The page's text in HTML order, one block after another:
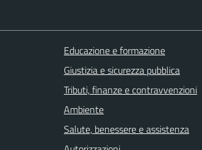
Educazione e formazione
Giustizia e sicurezza pubblica
Tributi, finanze e contravvenzioni
Ambiente
Salute, benessere e assistenza